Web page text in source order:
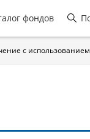
фондов
с